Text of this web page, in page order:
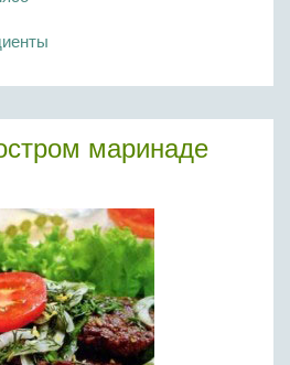
маринаде